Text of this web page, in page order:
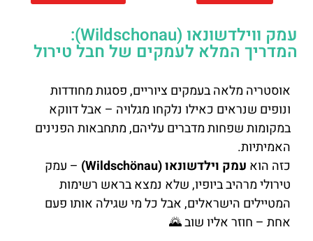
עמק ווילדשונאו (Wildschonau):
המדריך המלא לעמקים של חבל טירול
אוסטריה מלאה בעמקים ציוריים, פסגות מחודדות
ונופים שנראים כאילו נלקחו מגלויה – אבל דווקא
במקומות שפחות מדברים עליהם, מתחבאות הפנינים
האמיתיות.
כזה הוא עמק וילדשונאו (Wildschönau)
– עמק
טירולי מרהיב ביופיו, שלא נמצא בראש רשימות
המטיילים הישראלים, אבל כל מי שגילה אותו פעם
אחת – חוזר אליו שוב 🌄